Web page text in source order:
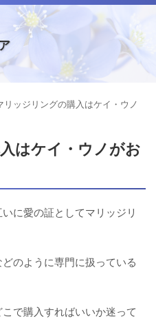
リッジリングの購入はケイ・ウノ
はケイ・ウノがお
に愛の証としてマリッジリ
のように専門に扱っている
で購入すればいいか迷って